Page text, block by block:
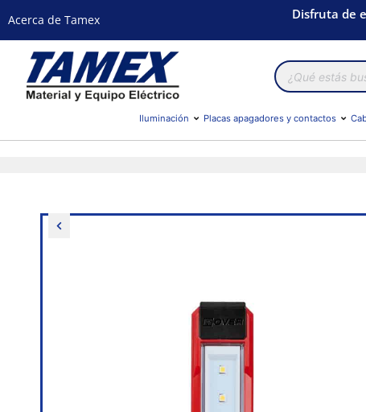
Acerca de Tamex Disfruta de
Búsqueda
de
productos
Iluminación Placas apagadores y contactos